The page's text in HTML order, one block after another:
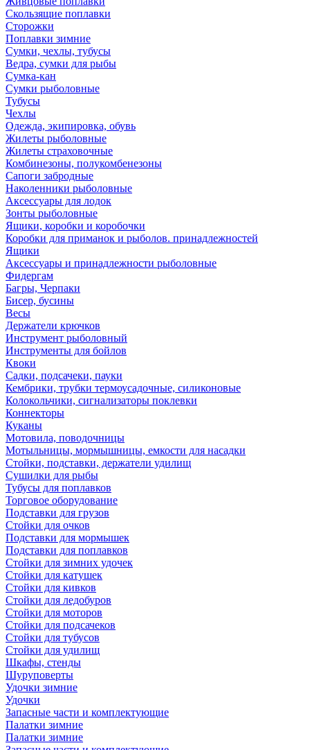
Скользящие поплавки
Сторожки
Поплавки зимние
Сумки, чехлы, тубусы
Ведра, сумки для рыбы
Сумка-кан
Сумки рыболовные
Тубусы
Чехлы
Одежда, экипировка, обувь
Жилеты рыболовные
Жилеты страховочные
Комбинезоны, полукомбенезоны
Сапоги забродные
Наколенники рыболовные
Аксессуары для лодок
Зонты рыболовные
Ящики, коробки и коробочки
Коробки для приманок и рыболов. принадлежностей
Ящики
Аксессуары и принадлежности рыболовные
Фидергам
Багры, Черпаки
Бисер, бусины
Весы
Держатели крючков
Инструмент рыболовный
Инструменты для бойлов
Квоки
Садки, подсачеки, пауки
Кембрики, трубки термоусадочные, силиконовые
Колокольчики, сигнализаторы поклевки
Коннекторы
Куканы
Мотовила, поводочницы
Мотыльницы, мормышницы, емкости для насадки
Стойки, подставки, держатели удилищ
Сушилки для рыбы
Тубусы для поплавков
Торговое оборудование
Подставки для грузов
Стойки для очков
Подставки для мормышек
Подставки для поплавков
Стойки для зимних удочек
Стойки для катушек
Стойки для кивков
Стойки для ледобуров
Стойки для моторов
Стойки для подсачеков
Стойки для тубусов
Стойки для удилищ
Шкафы, стенды
Шуруповерты
Удочки зимние
Удочки
Запасные части и комплектующие
Палатки зимние
Палатки зимние